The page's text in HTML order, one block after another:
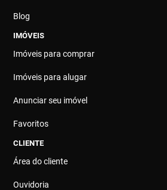
Blog
IMÓVEIS
Imóveis para comprar
Imóveis para alugar
Anunciar seu imóvel
Favoritos
CLIENTE
Área do cliente
Ouvidoria